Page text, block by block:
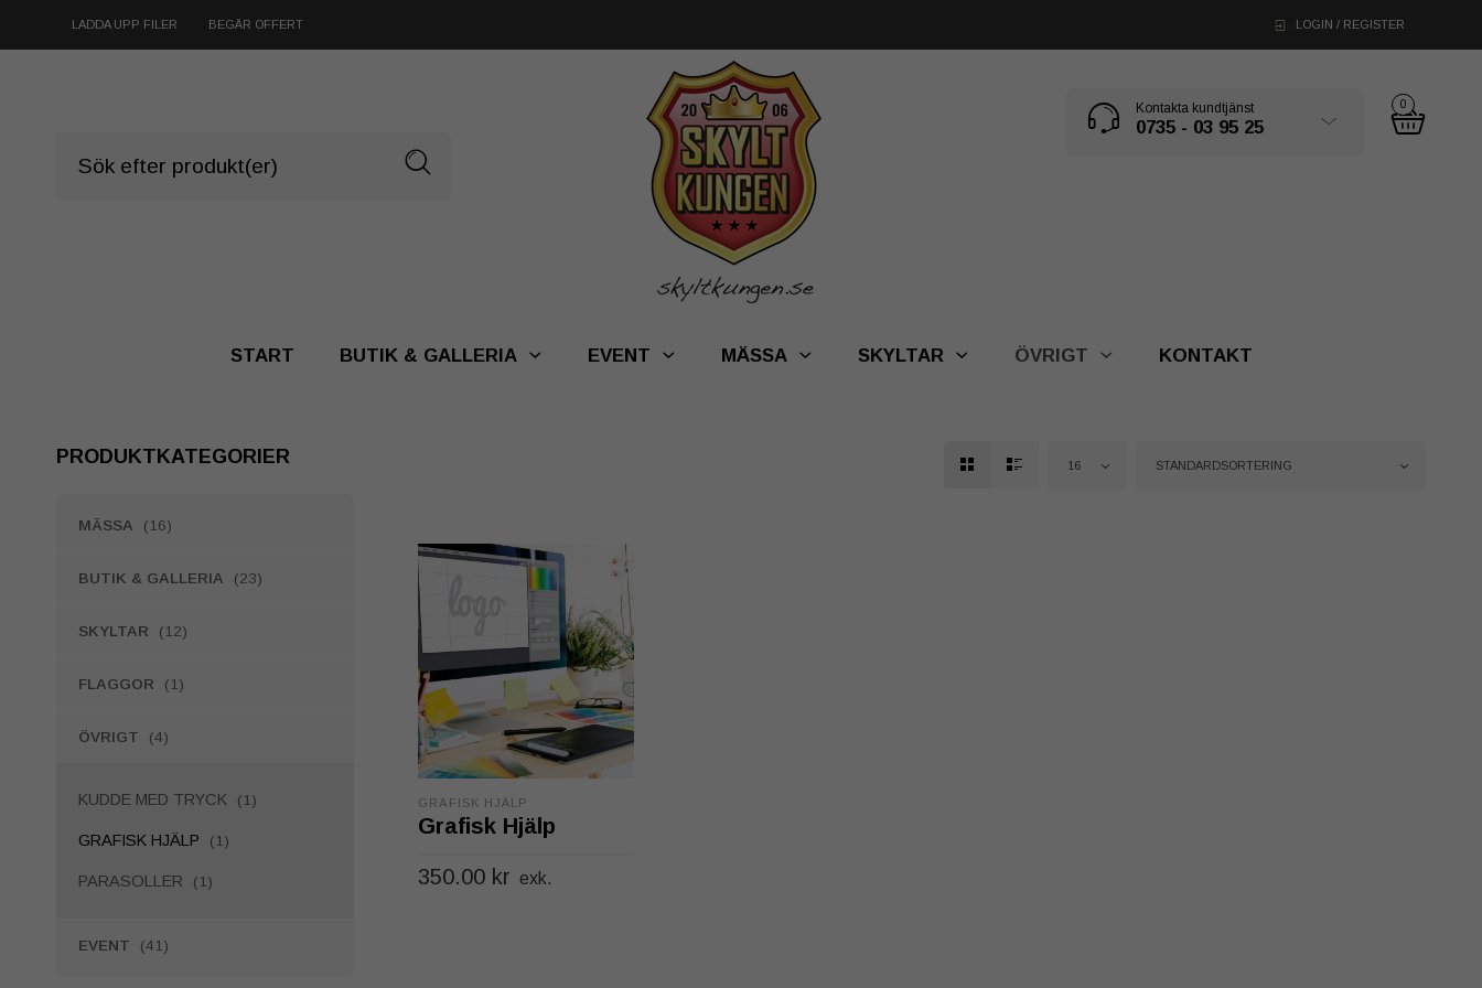
LADDA UPP FILER BEGÄR OFFERT LOGIN / REGISTER
Kontakta kundtjänst
0735 - 03 95 25
0
START BUTIK & GALLERIA EVENT MÄSSA SKYLTAR ÖVRIGT KONTAKT
PRODUKTKATEGORIER
MÄSSA (16)
BUTIK & GALLERIA (23)
SKYLTAR (12)
FLAGGOR (1)
ÖVRIGT (4)
KUDDE MED TRYCK (1)
GRAFISK HJÄLP (1)
PARASOLLER (1)
EVENT (41)
16 STANDARDSORTERING
GRAFISK HJÄLP
Grafisk Hjälp
350.00 kr exk.